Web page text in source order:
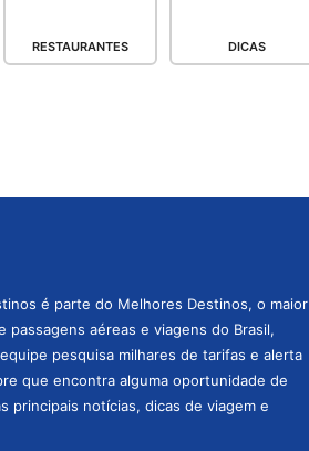
RESTAURANTES DICAS
é parte do Melhores Destinos, o maior
passagens aéreas e viagens do Brasil,
pesquisa milhares de tarifas e alerta
que encontra alguma oportunidade de
principais notícias, dicas de viagem e